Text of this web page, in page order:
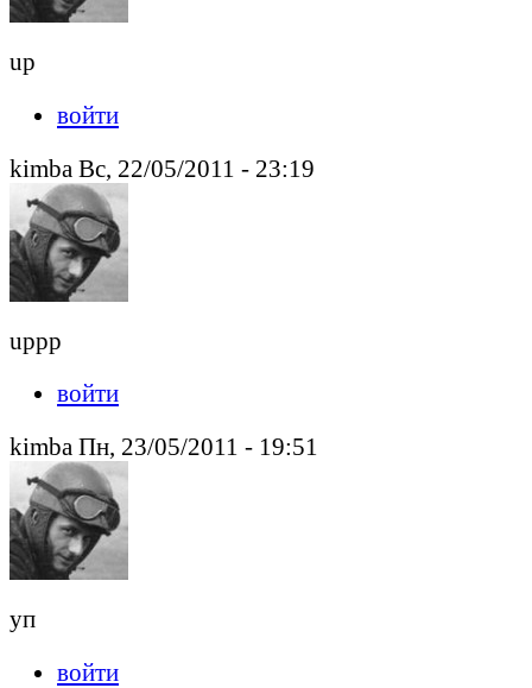
up
войти
kimba Вс, 22/05/2011 - 23:19
uppp
войти
kimba Пн, 23/05/2011 - 19:51
уп
войти